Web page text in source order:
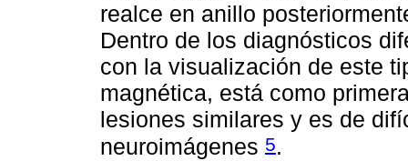
realce en anillo
Dentro de los diagnósticos
con la visualización de este
magnética, está como
lesiones similares y es de
neuroimágenes 5.